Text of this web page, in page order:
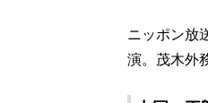
ニッポン放
演。茂木外